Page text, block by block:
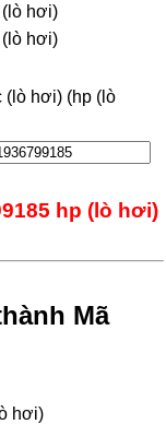
(lò hơi)
(lò hơi)
(lò hơi) (hp (lò
hp (lò hơi)
Mã
hơi)